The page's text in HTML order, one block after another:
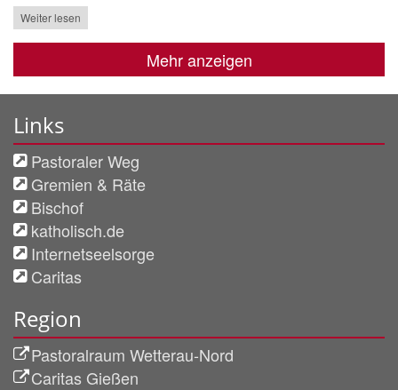
Weiter lesen
Mehr anzeigen
Links
Pastoraler Weg
Gremien & Räte
Bischof
katholisch.de
Internetseelsorge
Caritas
Region
Pastoralraum Wetterau-Nord
Caritas Gießen